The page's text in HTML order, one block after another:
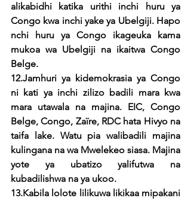
alikabidhi katika urithi inchi huru ya
Congo kwa inchi yake ya Ubelgiji. Hapo
nchi huru ya Congo ikageuka kama
mukoa wa Ubelgiji na ikaitwa Congo
Belge.
12.Jamhuri ya kidemokrasia ya Congo
ni kati ya inchi zilizo badili mara kwa
mara utawala na majina. EIC, Congo
Belge, Congo, Zaïre, RDC hata Hivyo na
taifa lake. Watu pia walibadili majina
kulingana na wa Mwelekeo siasa. Majina
yote ya ubatizo yalifutwa na
kubadilishwa na ya ukoo.
13.Kabila lolote lilikuwa likikaa mipakani